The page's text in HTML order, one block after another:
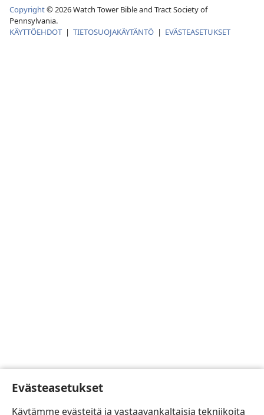
Evästeasetukset
Käytämme evästeitä ja vastaavankaltaisia tekniikoita
Copyright© 2026Watch Tower Bible and Tract Society of
Pennsylvania.
KÄYTTÖEHDOT | TIETOSUOJAKÄYTÄNTÖ | EVÄSTEASETUKSET